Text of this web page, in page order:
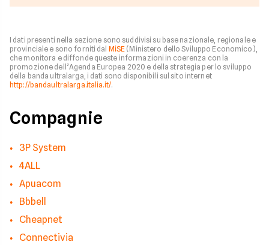
I dati presenti nella sezione sono suddivisi su base nazionale, regionale e
provinciale e sono forniti dal MiSE (Ministero dello Sviluppo Economico),
che monitora e diffonde queste informazioni in coerenza con la
promozione dell’Agenda Europea 2020 e della strategia per lo sviluppo
della banda ultralarga, i dati sono disponibili sul sito internet
http://bandaultralarga.italia.it/.
Compagnie
3P System
4ALL
Apuacom
Bbbell
Cheapnet
Connectivia